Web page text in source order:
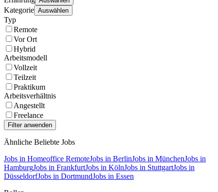
Kategorie Auswählen
Typ
Remote
Vor Ort
Hybrid
Arbeitsmodell
Vollzeit
Teilzeit
Praktikum
Arbeitsverhältnis
Angestellt
Freelance
Ähnliche Beliebte Jobs
Jobs in Homeoffice RemoteJobs in BerlinJobs in MünchenJobs in
HamburgJobs in FrankfurtJobs in KölnJobs in StuttgartJobs in
DüsseldorfJobs in DortmundJobs in Essen